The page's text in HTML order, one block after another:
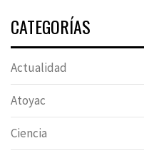
CATEGORÍAS
Actualidad
Atoyac
Ciencia